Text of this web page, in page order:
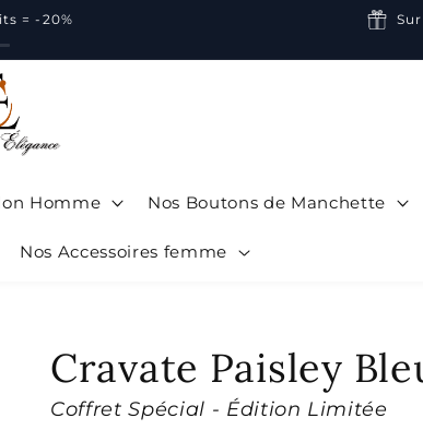
= -20%
Homme Nos Boutons de Manchette
Nos Accessoires femme
Cravate Paisley
Coffret Spécial - Édition Limitée